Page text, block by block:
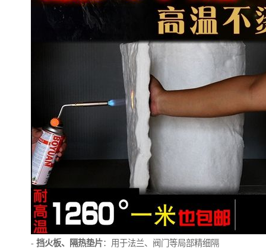
- 挡火板、隔热垫片：用于法兰、阀门等局部精细隔